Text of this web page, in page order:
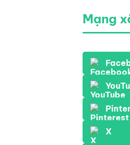
Mạng
X